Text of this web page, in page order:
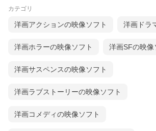
カテゴリ
洋画アクションの映像ソフト 洋画ドラ
洋画ホラーの映像ソフト 洋画SFの映像
洋画サスペンスの映像ソフト
洋画ラブストーリーの映像ソフト
洋画コメディの映像ソフト